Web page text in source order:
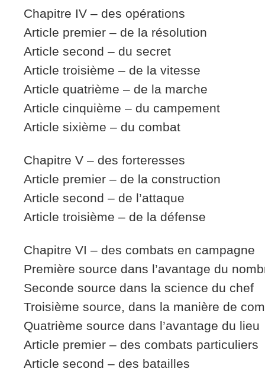
Chapitre IV – des opérations
Article premier – de la résolution
Article second – du secret
Article troisième – de la vitesse
Article quatrième – de la marche
Article cinquième – du campement
Article sixième – du combat
Chapitre V – des forteresses
Article premier – de la construction
Article second – de l’attaque
Article troisième – de la défense
Chapitre VI – des combats en campagne
Première source dans l’avantage du
Seconde source dans la science du chef
Troisième source, dans la manière de
Quatrième source dans l’avantage du lieu
Article premier – des combats particuliers
Article second – des batailles